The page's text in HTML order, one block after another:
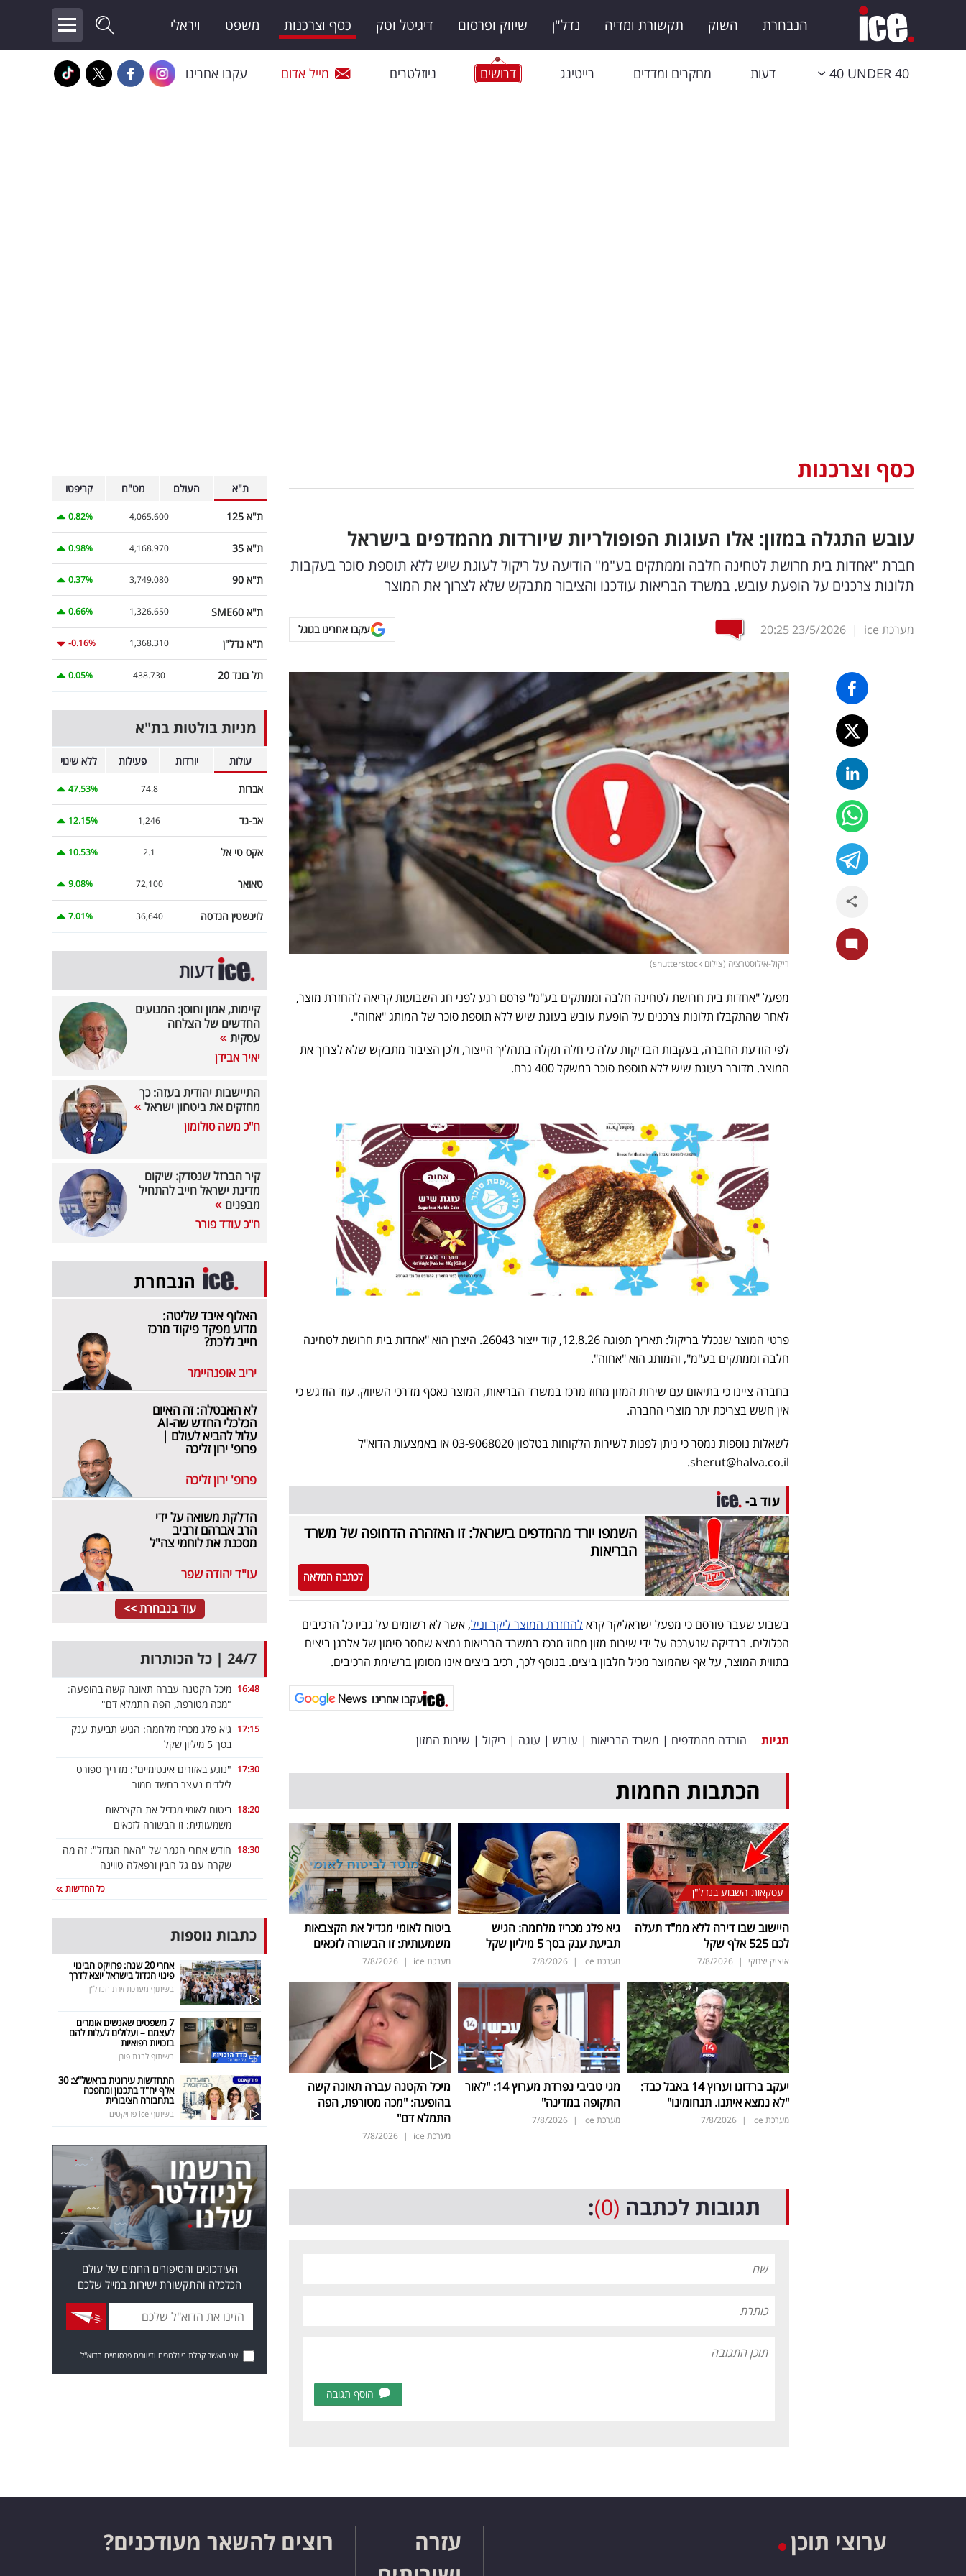
הנבחרת השוק תקשורת ומדיה נדל"ן שיווק ופרסום דיגיטל וטק כסף וצרכנות משפט ויראלי
40 UNDER 40 דעות מחקרים ומדדים רייטינג דרושים ניוזלטרים מייל אדום עקבו אחרינו
כסף וצרכנות
עובש התגלה במזון: אלו העוגות הפופולריות שיורדות מהמדפים בישראל
חברת "אחדות בית חרושת לטחינה חלבה וממתקים בע"מ" הודיעה על ריקול לעוגת שיש ללא תוספת סוכר בעקבות
תלונות צרכנים על הופעת עובש. במשרד הבריאות עודכנו והציבור מתבקש שלא לצרוך את המוצר
מערכת ice |
23/5/2026
20:25 עקבו אחרינו בגוגל
ריקול-אילוסטרציה (צילום shutterstock)
מפעל "אחדות בית חרושת לטחינה חלבה וממתקים בע"מ" פרסם רגע לפני חג השבועות קריאה להחזרת מוצר,
לאחר שהתקבלו תלונות צרכנים על הופעת עובש בעוגת שיש ללא תוספת סוכר של המותג "אחוה".
לפי הודעת החברה, בעקבות הבדיקות עלה כי חלה תקלה בתהליך הייצור, ולכן הציבור מתבקש שלא לצרוך את
המוצר. מדובר בעוגת שיש ללא תוספת סוכר במשקל 400 גרם.
פרטי המוצר שנכלל בריקול: תאריך תפוגה 12.8.26, קוד ייצור 26043. היצרן הוא "אחדות בית חרושת לטחינה
חלבה וממתקים בע"מ", והמותג הוא "אחוה".
בחברה ציינו כי בתיאום עם שירות המזון מחוז מרכז במשרד הבריאות, המוצר נאסף מדרכי השיווק. עוד הודגש כי
אין חשש בצריכת יתר מוצרי החברה.
לשאלות נוספות נמסר כי ניתן לפנות לשירות הלקוחות בטלפון 03-9068020 או באמצעות הדוא"ל
sherut@halva.co.il.
עוד ב-
השמפו יורד מהמדפים בישראל: זו האזהרה הדחופה של משרד
הבריאות
לכתבה המלאה
בשבוע שעבר פורסם כי מפעל ישראליקר קראלהחזרת המוצר ליקר וניל, אשר לא רשומים על גביו כל הרכיבים
הכלולים. בבדיקה שנערכה על ידי שירות מזון מחוז מרכז במשרד הבריאות נמצא שחסר סימון של אלרגן ביצים
בתווית המוצר, על אף שהמוצר מכיל חלבון ביצים. בנוסף לכך, רכיב ביצים אינו מסומן ברשימת הרכיבים.
עקבו אחרינו
תגיות הורדה מהמדפים | משרד הבריאות | עובש | עוגה | ריקול | שירות המזון
הכתבות החמות
עסקאות השבוע בנדל"ן
היישוב שבו דירה ללא ממ"ד תעלה
לכם 525 אלף שקל
איציק יצחקי |
7/8/2026
גיא פלג מכריז מלחמה: הגיש
תביעת ענק בסך 5 מיליון שקל
מערכת ice |
7/8/2026
ביטוח לאומי מגדיל את הקצבאות
משמעותית: זו הבשורה לזכאים
מערכת ice |
7/8/2026
יעקב ברדוגו וערוץ 14 באבל כבד:
"לא נמצא איתנו. תנחומינו"
מערכת ice |
7/8/2026
מגי טביבי נפרדת מערוץ 14: "לאור
התקופה במדינה"
מערכת ice |
7/8/2026
מיכל הקטנה עברה תאונה קשה
בהופעה: "מכה מטורפת, הפה
התמלא דם"
מערכת ice |
7/8/2026
תגובות לכתבה (0)
:
הוסף תגובה
ת"א העולם מט"ח קריפטו
ת"א 125 4,065.600
0.82%
ת"א 35 4,168.970
0.98%
ת"א 90 3,749.080
0.37%
ת"א SME60 1,326.650
0.66%
ת"א נדל"ן 1,368.310
-0.16%
תל בונד 20 438.730
0.05%
מניות בולטות בת"א
עולות יורדות פעילות ללא שינוי
אברות 74.8
47.53%
אב-גד 1,246
12.15%
אקס טי אל 2.1
10.53%
טאואר 72,100
9.08%
לוינשטין הנדסה 36,640
7.01%
דעות
קיימות, אמון וחוסן: המנועים
החדשים של הצלחה
עסקית
יאיר אבידן
התיישבות יהודית בעזה: כך
מחזקים את ביטחון ישראל
ח"כ משה סולומון
קיר הברזל שנסדק: שיקום
מדינת ישראל חייב להתחיל
מבפנים
ח"כ עודד פורר
הנבחרת
האלוף איבד שליטה:
מדוע מפקד פיקוד מרכז
חייב ללכת?
יריב אופנהיימר
לא האבטלה: זה האיום
הכלכלי החדש שה-AI
עלול להביא לעולם |
פרופ' ירון זליכה
פרופ' ירון זליכה
הדלקת משואה על ידי
הרב אברהם זרביב
מסכנת את לוחמי צה"ל
עו"ד יהודה שפר
עוד בנבחרת >>
24/7 | כל הכותרות
16:48 מיכל הקטנה עברה תאונה קשה בהופעה:
"מכה מטורפת, הפה התמלא דם"
17:15 גיא פלג מכריז מלחמה: הגיש תביעת ענק
בסך 5 מיליון שקל
17:30 "נוגע באזורים אינטימיים": מדריך ספורט
לילדים נעצר בחשד חמור
18:20 ביטוח לאומי מגדיל את הקצבאות
משמעותית: זו הבשורה לזכאים
18:30 חודש אחרי הגמר של "האח הגדול": זה מה
שקרה עם גל רובין ורפאלה טווינה
כל החדשות
כתבות נוספות
אחרי 20 שנה: פרויקט הבינוי
פינוי הגדול בישראל יוצא לדרך
בשיתוף מערכת זירת הנדל"ן
7 משפטים שאנשים אומרים
לעצמם – ועלולים לעלות להם
בזכויות רפואיות
בשיתוף לבנת פורן
התחדשות עירונית בראשל"צ: 30
אלף יח"ד בתכנון ומהפכה
בתחבורה הציבורית
בשיתוף ice פרויקטים
העידכונים והסיפורים החמים של עולם
הכלכלה והתקשורת ישירות במייל שלכם
אני מאשר קבלת ניוזלטרים ודיוורים פרסומיים בדוא"ל
ערוצי תוכן
עזרה
רוצים להשאר מעודכנים?